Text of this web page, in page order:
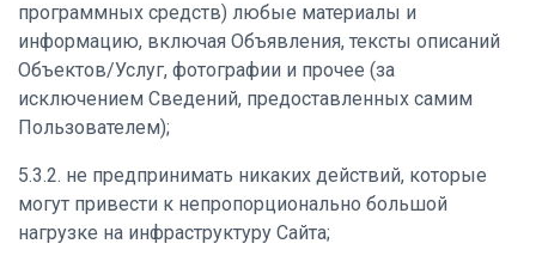
программных средств) любые материалы и
информацию, включая Объявления, тексты описаний
Объектов/Услуг, фотографии и прочее (за
исключением Сведений, предоставленных самим
Пользователем);
5.3.2. не предпринимать никаких действий, которые
могут привести к непропорционально большой
нагрузке на инфраструктуру Сайта;